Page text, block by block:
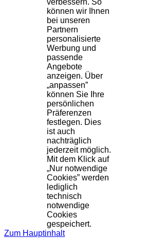
verbessern. So
können wir Ihnen
bei unseren
Partnern
personalisierte
Werbung und
passende
Angebote
anzeigen. Über
„anpassen”
können Sie Ihre
persönlichen
Präferenzen
festlegen. Dies
ist auch
nachträglich
jederzeit möglich.
Mit dem Klick auf
„Nur notwendige
Cookies” werden
lediglich
technisch
notwendige
Cookies
gespeichert.
Zum Hauptinhalt